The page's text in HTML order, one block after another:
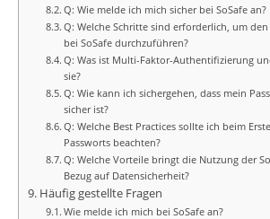
Q: Wie melde ich mich sicher bei SoSafe an?
Q: Welche Schritte sind erforderlich, um
bei SoSafe durchzuführen?
Q: Was ist Multi-Faktor-Authentifizierung
sie?
Q: Wie kann ich sichergehen, dass mein
sicher ist?
Q: Welche Best Practices sollte ich beim
Passworts beachten?
Q: Welche Vorteile bringt die Nutzung der
Bezug auf Datensicherheit?
Häufig gestellte Fragen
Wie melde ich mich bei SoSafe an?